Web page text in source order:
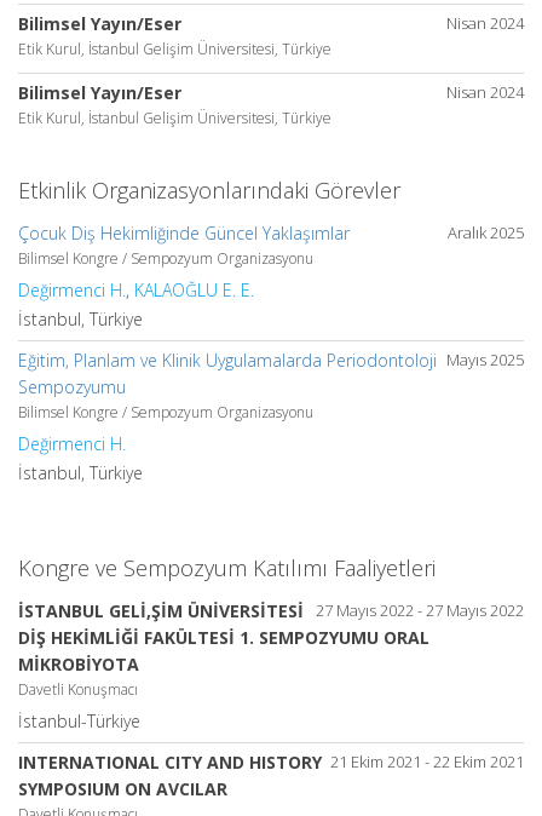
Nisan 2024
Bilimsel Yayın/Eser
Etik Kurul, İstanbul Gelişim Üniversitesi, Türkiye
Nisan 2024
Bilimsel Yayın/Eser
Etik Kurul, İstanbul Gelişim Üniversitesi, Türkiye
Etkinlik Organizasyonlarındaki Görevler
Aralık 2025
Çocuk Diş Hekimliğinde Güncel Yaklaşımlar
Bilimsel Kongre / Sempozyum Organizasyonu
Değirmenci H. , KALAOĞLU E. E.
İstanbul, Türkiye
Mayıs 2025
Eğitim, Planlam ve Klinik Uygulamalarda Periodontoloji
Sempozyumu
Bilimsel Kongre / Sempozyum Organizasyonu
Değirmenci H.
İstanbul, Türkiye
Kongre ve Sempozyum Katılımı Faaliyetleri
27 Mayıs 2022 - 27 Mayıs 2022
İSTANBUL GELİ,ŞİM ÜNİVERSİTESİ
DİŞ HEKİMLİĞİ FAKÜLTESİ 1. SEMPOZYUMU ORAL
MİKROBİYOTA
Davetli Konuşmacı
İstanbul-Türkiye
21 Ekim 2021 - 22 Ekim 2021
INTERNATIONAL CITY AND HISTORY
SYMPOSIUM ON AVCILAR